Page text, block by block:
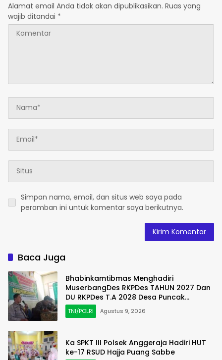
Alamat email Anda tidak akan dipublikasikan. Ruas yang
wajib ditandai *
Simpan nama, email, dan situs web saya pada
peramban ini untuk komentar saya berikutnya.
Baca Juga
Bhabinkamtibmas Menghadiri
MuserbangDes RKPDes TAHUN 2027 Dan
DU RKPDes T.A 2028 Desa Puncak
Harapan
TNI/POLRI Agustus 9, 2026
Ka SPKT III Polsek Anggeraja Hadiri HUT
ke-17 RSUD Hajja Puang Sabbe